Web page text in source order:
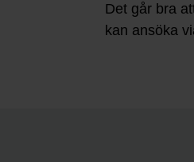
Det går bra
kan ansöka